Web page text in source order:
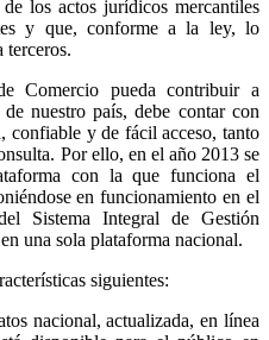
los actos jurídicos mercantiles
y que, conforme a la ley, lo
terceros.
Comercio pueda contribuir a
nuestro país, debe contar con
confiable y de fácil acceso, tanto
Por ello, en el año 2013 se
con la que funciona el
en funcionamiento en el
Sistema Integral de Gestión
una sola plataforma nacional.
siguientes:
nacional, actualizada, en línea